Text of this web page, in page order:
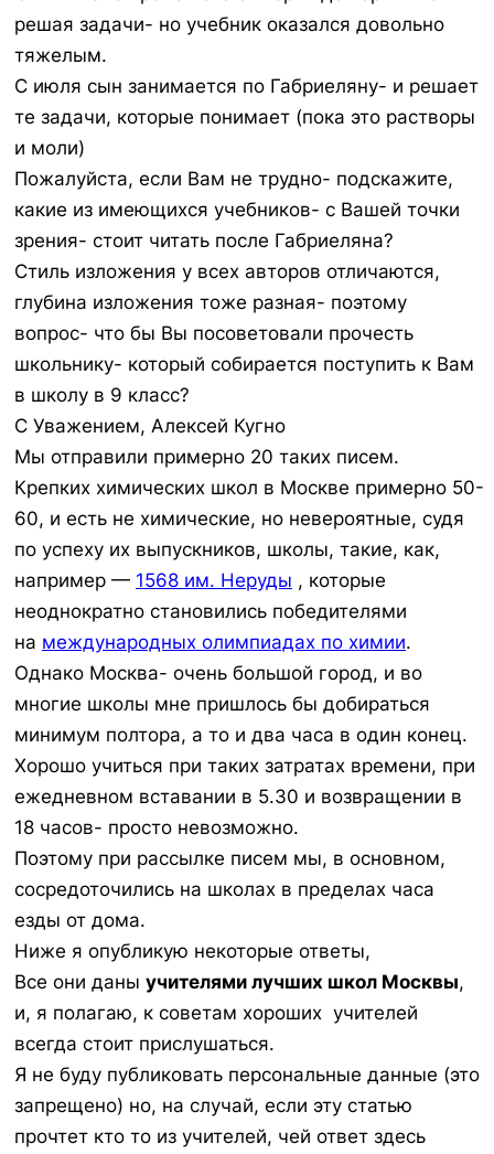
решая задачи- но учебник оказался довольно
тяжелым.
С июля сын занимается по Габриеляну- и решает
те задачи, которые понимает (пока это растворы
и моли)
Пожалуйста, если Вам не трудно- подскажите,
какие из имеющихся учебников- с Вашей точки
зрения- стоит читать после Габриеляна?
Стиль изложения у всех авторов отличаются,
глубина изложения тоже разная- поэтому
вопрос- что бы Вы посоветовали прочесть
школьнику- который собирается поступить к Вам
в школу в 9 класс?
С Уважением, Алексей Кугно
Мы отправили примерно 20 таких писем.
Крепких химических школ в Москве примерно 50-
60, и есть не химические, но невероятные, судя
по успеху их выпускников, школы, такие, как,
например — 1568 им. Неруды , которые
неоднократно становились победителями
на международных олимпиадах по химии.
Однако Москва- очень большой город, и во
многие школы мне пришлось бы добираться
минимум полтора, а то и два часа в один конец.
Хорошо учиться при таких затратах времени, при
ежедневном вставании в 5.30 и возвращении в
18 часов- просто невозможно.
Поэтому при рассылке писем мы, в основном,
сосредоточились на школах в пределах часа
езды от дома.
Ниже я опубликую некоторые ответы,
Все они даны учителями лучших школ Москвы,
и, я полагаю, к советам хороших учителей
всегда стоит прислушаться.
Я не буду публиковать персональные данные (это
запрещено) но, на случай, если эту статью
прочтет кто то из учителей, чей ответ здесь